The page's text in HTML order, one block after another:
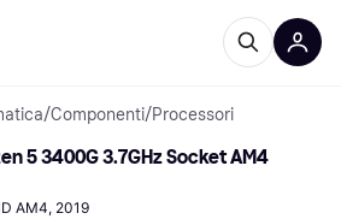
/Componenti/Processori
5 3400G 3.7GHz Socket AM4
AM4, 2019